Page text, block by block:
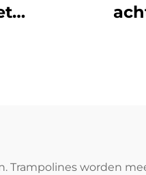
Trampolines worden